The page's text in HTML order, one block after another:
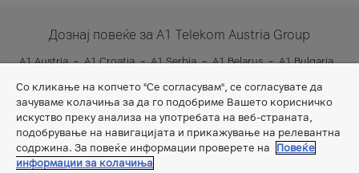
Дознај повеќе за A1 Telekom Austria Group
A1 Austria A1 Croatia A1 Serbia A1 Belarus
A1 Bulgaria
A1 Slovenia
A1 Digital
Со кликање на копчето "Се согласувам", се согласувате да
зачуваме колачиња за да го подобриме Вашето корисничко
искуство преку анализа на употребата на веб-страната,
подобрување на навигацијата и прикажување на релевантна
содржина. За повеќе информации проверете на
Повеќе
информации за колачиња